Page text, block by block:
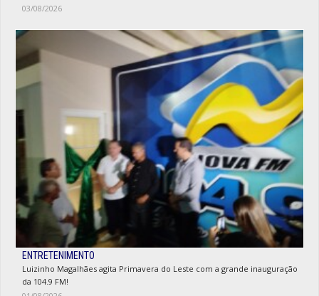
03/08/2026
ENTRETENIMENTO
Luizinho Magalhães agita Primavera do Leste com a grande inauguração
da 104.9 FM!